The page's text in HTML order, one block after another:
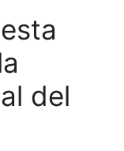
del